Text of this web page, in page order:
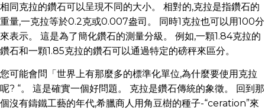
相同克拉的鑽石可以呈現不同的大小。 相對的,克拉是指鑽石的
重量,一克拉等於0.2克或0.007盎司。 同時1克拉也可以用100分
來表示。 這是為了簡化鑽石的測量分級。 例如,一顆1.84克拉的
鑽石和一顆1.85克拉的鑽石可以通過特定的磅秤來區分。
您可能會問「世界上有那麼多的標準化單位,為什麼要使用克拉
呢? “。 這是確實一個好問題。 克拉是鑽石傳統的象徵。 回到那
個沒有鑄鐵工藝的年代,希臘商人用角豆樹的種子-“ceration”來